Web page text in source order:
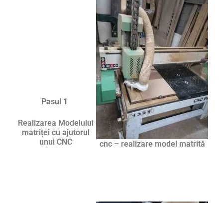
cnc – realizare model matrită
Pasul 1
Realizarea Modelului
matriței cu ajutorul
unui CNC